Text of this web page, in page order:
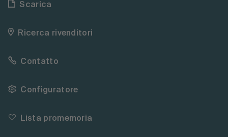
Scarica
Ricerca rivenditori
Contatto
Configuratore
Lista promemoria